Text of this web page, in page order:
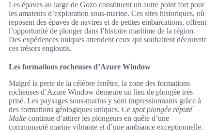
Les épaves au large de Gozo constituent un autre point fort pour
les amateurs d’exploration sous-marine. Ces sites historiques, où
reposent des épaves de navires et de petites embarcations, offrent
l’opportunité de plonger dans l’histoire maritime de la région.
Des expériences uniques attendent ceux qui souhaitent découvrir
ces trésors engloutis.
Les formations rocheuses d’Azure Window
Malgré la perte de la célèbre fenêtre, la zone des formations
rocheuses d’Azure Window demeure un lieu de plongée très
prisé. Les paysages sous-marins y sont impressionnants grâce à
des formations géologiques uniques. Ce spot plongée réputé
Malte continue d’attirer les plongeurs en quête d’une
communauté marine vibrante et d’une ambiance exceptionnelle.